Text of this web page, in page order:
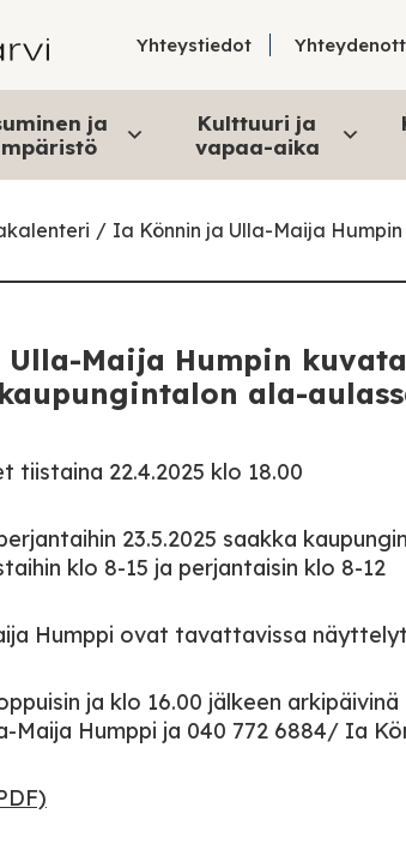
Yhteystiedot
ja
Kulttuuri ja
vapaa-aika
Ia Könnin ja Ulla-Maija
Maija Humpin
ala-
tiistaina 22.4.2025 klo 18.00
23.5.2025 saakka
klo 8-15 ja perjantaisin klo 8-12
Humppi ovat tavattavissa
ja klo 16.00 jälkeen arkipäivinä
Maija Humppi ja 040 772 6884/ Ia